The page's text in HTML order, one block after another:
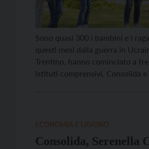
Sono quasi 300 i bambini e i
questi mesi dalla guerra in
Trentino, hanno cominciato a
istituti comprensivi. Consolida e
Consolida, Serenella